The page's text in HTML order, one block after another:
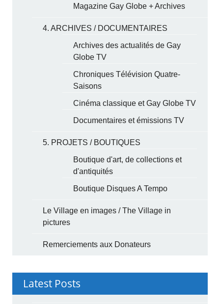
Magazine Gay Globe + Archives
4. ARCHIVES / DOCUMENTAIRES
Archives des actualités de Gay
Globe TV
Chroniques Télévision Quatre-
Saisons
Cinéma classique et Gay Globe TV
Documentaires et émissions TV
5. PROJETS / BOUTIQUES
Boutique d'art, de collections et
d'antiquités
Boutique Disques A Tempo
Le Village en images / The Village in
pictures
Remerciements aux Donateurs
Latest Posts